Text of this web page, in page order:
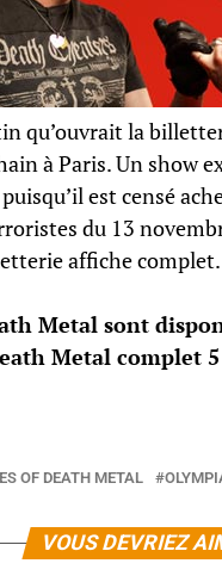
qu’ouvrait la
à Paris. Un show
est censé
du 13
affiche complet.
Metal sont
OF DEATH METAL
VOUS DEVRIEZ